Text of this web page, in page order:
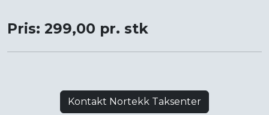
Pris: 299,00 pr. stk
Kontakt Nortekk Taksenter